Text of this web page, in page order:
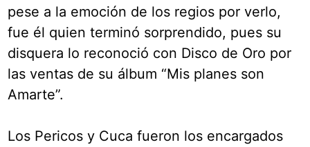
pese a la emoción de los regios por verlo,
fue él quien terminó sorprendido, pues su
disquera lo reconoció con Disco de Oro por
las ventas de su álbum “Mis planes son
Amarte”.
Los Pericos y Cuca fueron los encargados